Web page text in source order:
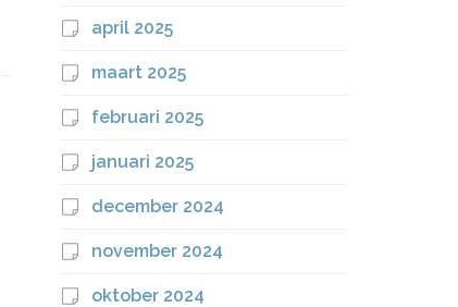
april 2025
maart 2025
februari 2025
januari 2025
december 2024
november 2024
oktober 2024